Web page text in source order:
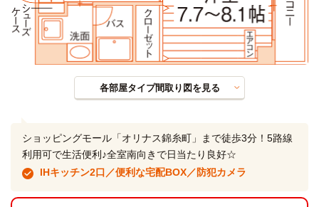
各部屋タイプ間取り図を見る
ショッピングモール「オリナス錦糸町」まで徒歩3分！5路線
利用可で生活便利♪全室南向きで日当たり良好☆
IHキッチン2口／便利な宅配BOX／防犯カメラ